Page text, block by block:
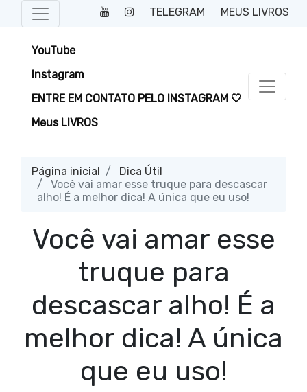
TELEGRAM MEUS LIVROS
YouTube
Instagram
ENTRE EM CONTATO PELO INSTAGRAM 🤍
Meus LIVROS
Página inicial
Dica Útil
Você vai amar esse truque para descascar
alho! É a melhor dica! A única que eu uso!
Você vai amar esse
truque para
descascar alho! É a
melhor dica! A única
que eu uso!